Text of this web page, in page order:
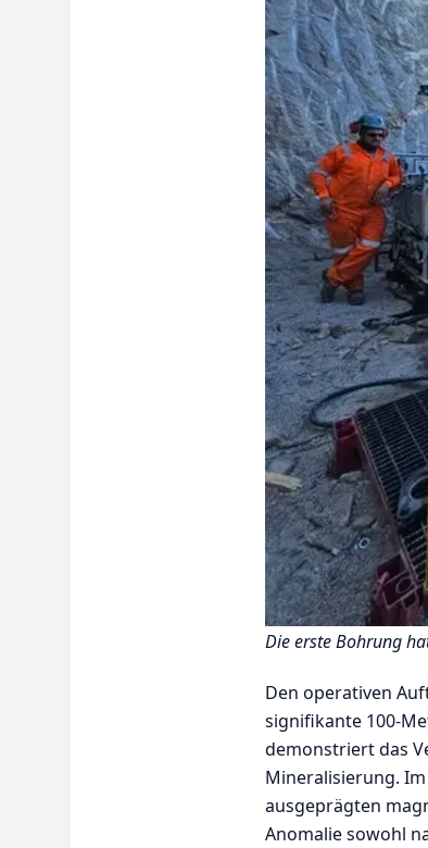
Die erste Bohrung
Den operativen
signifikante 100-
demonstriert das
Mineralisierung.
ausgeprägten
Anomalie sowohl